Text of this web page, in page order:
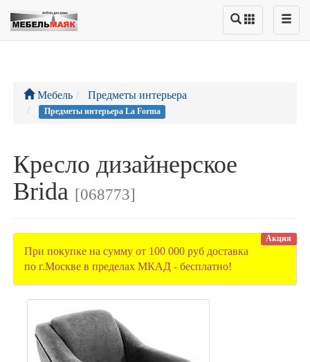
Мебель Предметы интерьера
Предметы интерьера La Forma
Кресло дизайнерское
Brida [068773]
Акция
При покупке на сумму от 100 000 руб доставка
по г.Москве в пределах МКАД - бесплатно!